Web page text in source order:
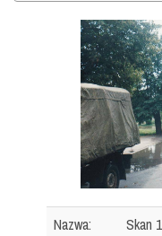
Nazwa:
Skan